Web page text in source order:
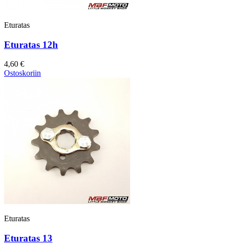
Eturatas
Eturatas 12h
4,60 €
Ostoskoriin
Eturatas
Eturatas 13